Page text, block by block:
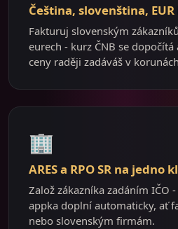
Čeština, slovenština, EUR
Fakturuj slovenským
eurech - kurz ČNB se
ceny raději zadáváš v
🏢
ARES a RPO SR na jedno
Založ zákazníka zadáním IČO
appka doplní automaticky, ať
nebo slovenským firmám.